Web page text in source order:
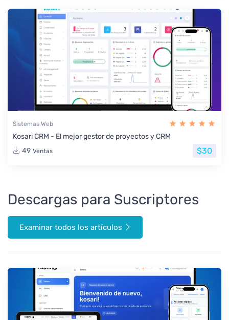
Sistemas Web
Kosari CRM - El mejor gestor de proyectos y CRM
49 Ventas $30
Descargas para Suscriptores
Examinar todos los artículos